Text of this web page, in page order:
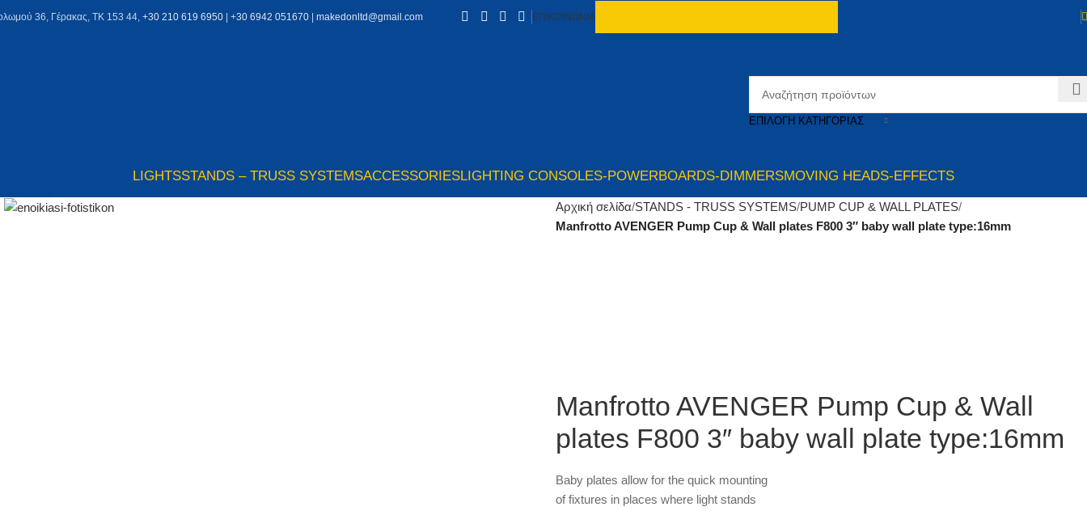
36, Γέρακας, ΤΚ 153 44, +30 210 619 6950 | +30 6942 051670 makedonltd@gmail.com ΕΠΙΚΟΙΝΩΝΙΑ
ΕΠΙΛΟΓΉ ΚΑΤΗΓΟΡΊΑΣ
LIGHTSSTANDS – TRUSS SYSTEMSACCESSORIESLIGHTING CONSOLES-POWERBOARDS-DIMMERSMOVING HEADS-EFFECTS
Αρχική σελίδα STANDS - TRUSS SYSTEMS PUMP CUP & WALL PLATES
Manfrotto AVENGER Pump Cup & Wall plates F800 3″ baby wall plate type:16mm
Manfrotto AVENGER Pump Cup & Wall
plates F800 3″ baby wall plate type:16mm
Baby plates allow for the quick mounting
of fixtures in places where light stands